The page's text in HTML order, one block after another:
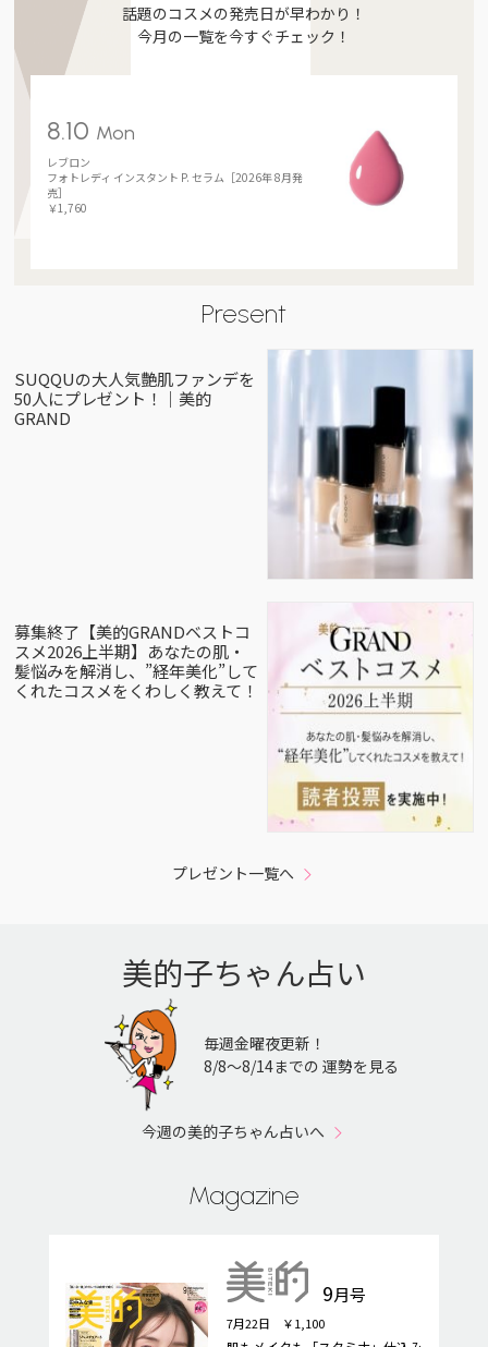
話題のコスメの発売日が早わかり！
今月の一覧を今すぐチェック！
8.10 Mon
レブロン
フォトレディ インスタント P. セラム［2026年 8月発
売］
￥1,760
Present
SUQQUの大人気艶肌ファンデを
50人にプレゼント！｜美的
GRAND
募集終了【美的GRANDベストコ
スメ2026上半期】あなたの肌・
髪悩みを解消し、”経年美化”して
くれたコスメをくわしく教えて！
プレゼント一覧へ
美的子ちゃん占い
毎週金曜夜更新！
8/8〜8/14までの 運勢を見る
今週の美的子ちゃん占いへ
Magazine
9月号
7月22日 ￥1,100